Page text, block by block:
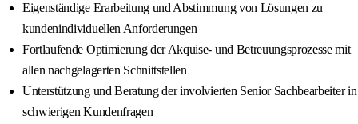
Eigenständige Erarbeitung und Abstimmung von Lösungen zu
kundenindividuellen Anforderungen
Fortlaufende Optimierung der Akquise- und Betreuungsprozesse mit
allen nachgelagerten Schnittstellen
Unterstützung und Beratung der involvierten Senior Sachbearbeiter in
schwierigen Kundenfragen